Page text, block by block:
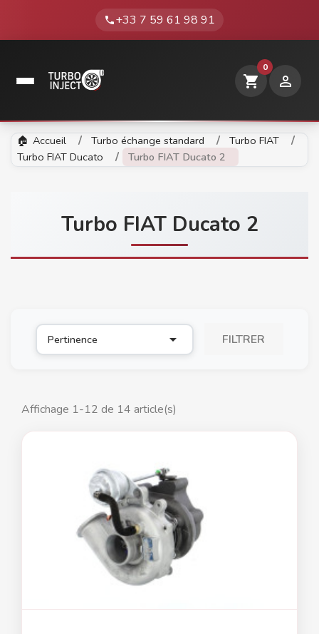
phone+33 7 59 61 98 91
shopping_cart
0

Accueil Turbo échange standard
Turbo FIAT
Turbo FIAT Ducato
Turbo FIAT Ducato 2
Turbo FIAT Ducato 2
Pertinence  FILTRER
Affichage 1-12 de 14 article(s)